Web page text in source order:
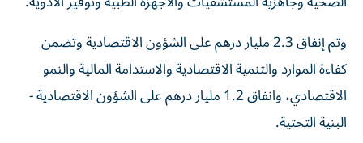
وتم إنفاق 2.3 مليار درهم على الشؤون الاقتصادية وتضمن
كفاءة الموارد والتنمية الاقتصادية والاستدامة المالية والنمو
الاقتصادي، وانفاق 1.2 مليار درهم على الشؤون الاقتصادية -
البنية التحتية.